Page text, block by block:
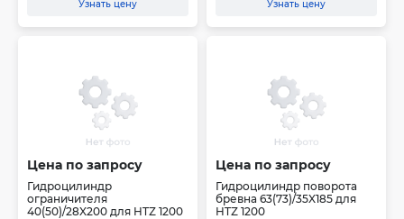
Узнать цену Узнать цену
Цена по запросу
Гидроцилиндр
ограничителя
40(50)/28X200 для HTZ 1200
Цена по запросу
Гидроцилиндр поворота
бревна 63(73)/35X185 для
HTZ 1200